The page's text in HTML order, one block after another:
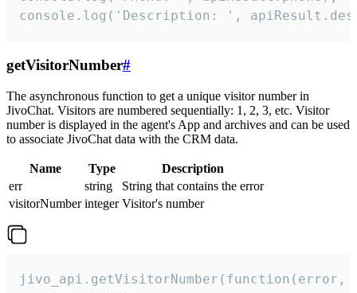
console.log('Description: ',
getVisitorNumber#
The asynchronous function to get a unique visitor number in
JivoChat. Visitors are numbered sequentially: 1, 2, 3, etc. Visitor
number is displayed in the agent's App and archives and can be used
to associate JivoChat data with the CRM data.
Name Type
Description
err
string
String that contains the error
visitorNumber integer Visitor's number
jivo_api.getVisitorNumber(function(error,